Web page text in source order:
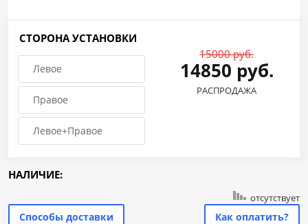
СТОРОНА УСТАНОВКИ
Левое
Правое
Левое+Правое
15000 руб.
14850 руб.
РАСПРОДАЖА
НАЛИЧИЕ:
отсутствует
Способы доставки Как оплатить?